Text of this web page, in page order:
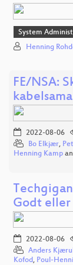
System
Henning
FE/NSA:
2022-08-06
Bo Elkjær,
Henning Kamp
Godt
2022-08-06
Anders
Kofod, Poul-